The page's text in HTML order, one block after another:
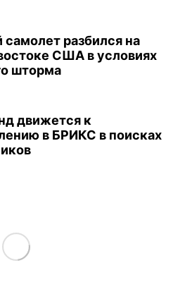
разбился на
США в условиях
шторма
движется к
в БРИКС в поисках
More